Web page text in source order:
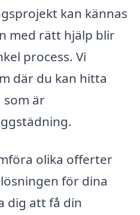
kan kännas
med rätt hjälp blir
process. Vi
där du kan hitta
är
olika offerter
för dina
dig att få din